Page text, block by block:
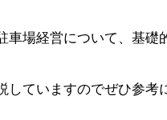
場経営について、基礎
ていますのでぜひ参考